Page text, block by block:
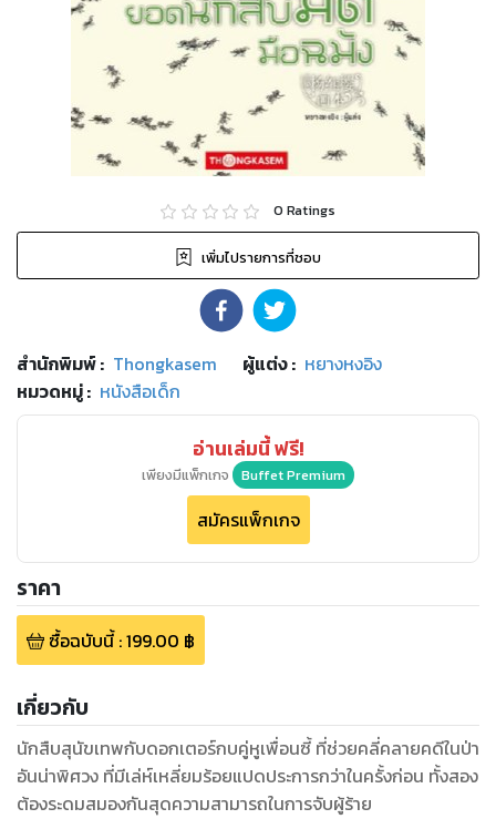
0 Ratings
เพิ่มไปรายการที่ชอบ
สำนักพิมพ์: Thongkasem ผู้แต่ง : หยางหงอิง
หมวดหมู่: หนังสือเด็ก
อ่านเล่มนี้ ฟรี!
เพียงมีแพ็กเกจ Buffet Premium
สมัครแพ็กเกจ
ราคา
ซื้อฉบับนี้:199.00 ฿
เกี่ยวกับ
นักสืบสุนัขเทพกับดอกเตอร์กบคู่หูเพื่อนซี้ ที่ช่วยคลี่คลายคดีในป่า
อันน่าพิศวง ที่มีเล่ห์เหลี่ยมร้อยแปดประการกว่าในครั้งก่อน ทั้งสอง
ต้องระดมสมองกันสุดความสามารถในการจับผู้ร้าย